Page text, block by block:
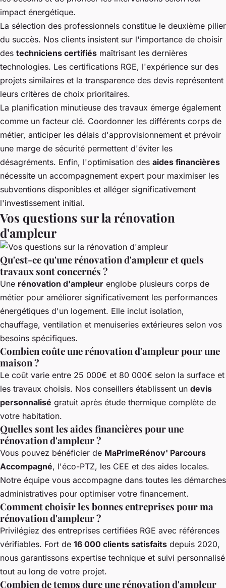
impact énergétique.
La sélection des professionnels constitue le deuxième pilier
du succès. Nos clients insistent sur l'importance de choisir
des techniciens certifiés maîtrisant les dernières
technologies. Les certifications RGE, l'expérience sur des
projets similaires et la transparence des devis représentent
leurs critères de choix prioritaires.
La planification minutieuse des travaux émerge également
comme un facteur clé. Coordonner les différents corps de
métier, anticiper les délais d'approvisionnement et prévoir
une marge de sécurité permettent d'éviter les
désagréments. Enfin, l'optimisation des aides financières
nécessite un accompagnement expert pour maximiser les
subventions disponibles et alléger significativement
l'investissement initial.
Vos questions sur la rénovation
d'ampleur
Qu'est-ce qu'une rénovation d'ampleur et quels
travaux sont concernés ?
Une rénovation d'ampleur englobe plusieurs corps de
métier pour améliorer significativement les performances
énergétiques d'un logement. Elle inclut isolation,
chauffage, ventilation et menuiseries extérieures selon vos
besoins spécifiques.
Combien coûte une rénovation d'ampleur pour une
maison ?
Le coût varie entre 25 000€ et 80 000€ selon la surface et
les travaux choisis. Nos conseillers établissent un devis
personnalisé gratuit après étude thermique complète de
votre habitation.
Quelles sont les aides financières pour une
rénovation d'ampleur ?
Vous pouvez bénéficier de MaPrimeRénov' Parcours
Accompagné, l'éco-PTZ, les CEE et des aides locales.
Notre équipe vous accompagne dans toutes les démarches
administratives pour optimiser votre financement.
Comment choisir les bonnes entreprises pour ma
rénovation d'ampleur ?
Privilégiez des entreprises certifiées RGE avec références
vérifiables. Fort de 16 000 clients satisfaits depuis 2020,
nous garantissons expertise technique et suivi personnalisé
tout au long de votre projet.
Combien de temps dure une rénovation d'ampleur